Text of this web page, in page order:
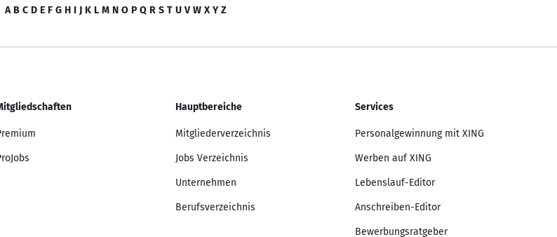
A B C D E F G H I J K L M N O P Q R S T U V W X Y Z
Hauptbereiche
Mitgliederverzeichnis
Jobs Verzeichnis
Unternehmen
Berufsverzeichnis
Services
Personalgewinnung mit XING
Werben auf XING
Lebenslauf-Editor
Anschreiben-Editor
Bewerbungsratgeber